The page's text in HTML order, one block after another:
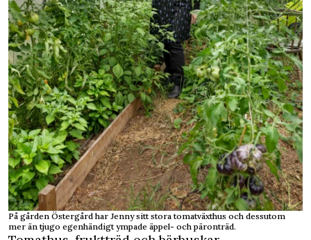
På gården Östergård har Jenny sitt stora tomatväxthus och dessutom
mer än tjugo egenhändigt ympade äppel- och päronträd.